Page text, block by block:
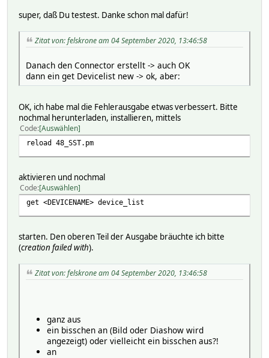
super, daß Du testest. Danke schon mal dafür!
Zitat von: felskrone am 04 September 2020, 13:46:58
Danach den Connector erstellt -> auch OK
dann ein get Devicelist new -> ok, aber:
OK, ich habe mal die Fehlerausgabe etwas verbessert. Bitte
nochmal herunterladen, installieren, mittels
Code Auswählen
reload 48_SST.pm
aktivieren und nochmal
Code Auswählen
get <DEVICENAME> device_list
starten. Den oberen Teil der Ausgabe bräuchte ich bitte
(creation failed with).
Zitat von: felskrone am 04 September 2020, 13:46:58
ganz aus
ein bisschen an (Bild oder Diashow wird
angezeigt) oder vielleicht ein bisschen aus?!
an